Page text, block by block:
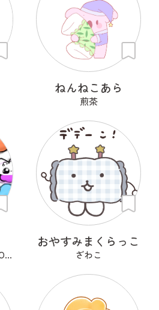
ねんねこあら
煎茶
はるるーん(ぽちねこBOOKS)
おやすみまくらっこ
ざわこ